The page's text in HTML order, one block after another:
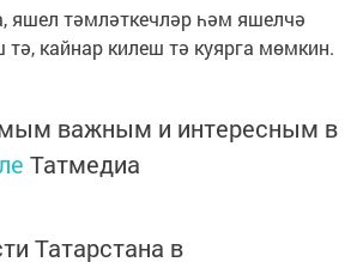
яшел тәмләткечләр һәм яшелчә
тә, кайнар килеш тә куярга мөмкин.
важным и интересным в
Татмедиа
Татарстана в